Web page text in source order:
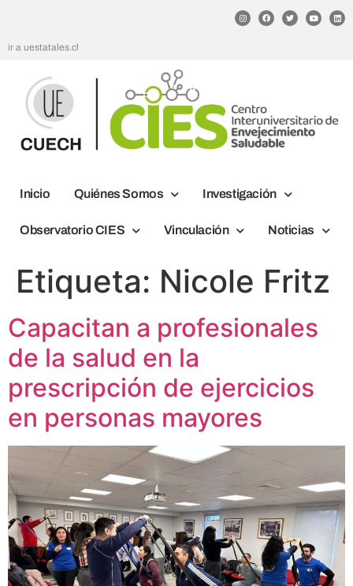
ir a uestatales.cl
Inicio Quiénes Somos Investigación
Observatorio CIES Vinculación Noticias
Etiqueta: Nicole Fritz
Capacitan a profesionales
de la salud en la
prescripción de ejercicios
en personas mayores